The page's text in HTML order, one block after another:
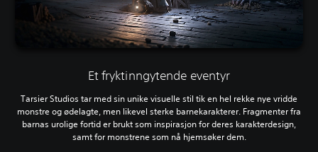
Et fryktinngytende eventyr
Tarsier Studios tar med sin unike visuelle stil tik en hel rekke nye vridde
monstre og ødelagte, men likevel sterke barnekarakterer. Fragmenter fra
barnas urolige fortid er brukt som inspirasjon for deres karakterdesign,
samt for monstrene som nå hjemsøker dem.